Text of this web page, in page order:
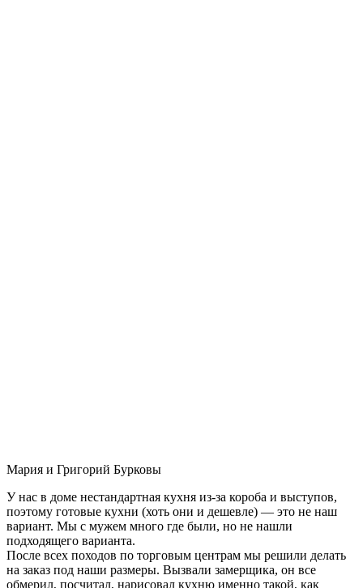
Мария и Григорий Бурковы
У нас в доме нестандартная кухня из-за короба и выступов,
поэтому готовые кухни (хоть они и дешевле) — это не наш
вариант. Мы с мужем много где были, но не нашли
подходящего варианта.
После всех походов по торговым центрам мы решили делать
на заказ под наши размеры. Вызвали замерщика, он все
обмерил, посчитал, нарисовал кухню именно такой, как